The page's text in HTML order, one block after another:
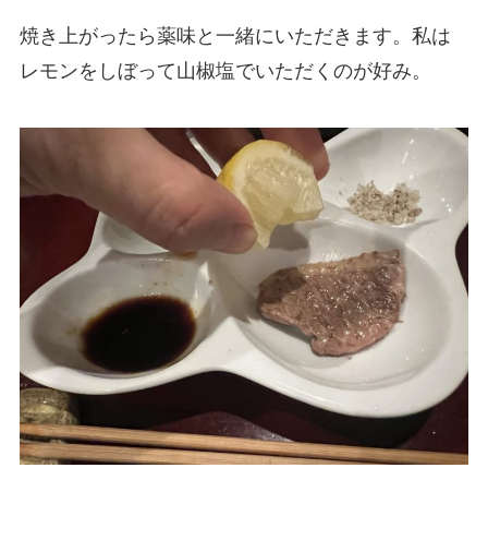
焼き上がったら薬味と一緒にいただきます。私は
レモンをしぼって山椒塩でいただくのが好み。